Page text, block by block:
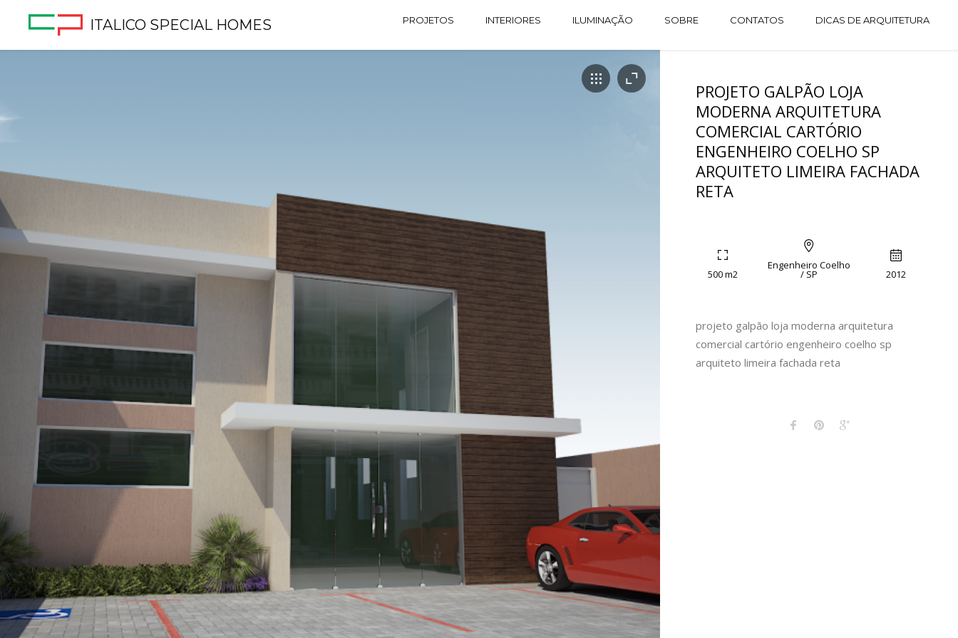
ITALICO SPECIAL HOMES PROJETOS INTERIORES ILUMINAÇÃO SOBRE CONTATOS DICAS DE ARQUITETURA
PROJETO GALPÃO LOJA
MODERNA ARQUITETURA
COMERCIAL CARTÓRIO
ENGENHEIRO COELHO SP
ARQUITETO LIMEIRA FACHADA
RETA
500 m2
Engenheiro Coelho
/ SP 2012
projeto galpão loja moderna arquitetura
comercial cartório engenheiro coelho sp
arquiteto limeira fachada reta